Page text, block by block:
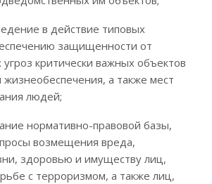
в действие типовых
защищенности от
угроз критически важных объектов
а также мест
людей;
нормативно-правовой базы,
возмещения вреда,
здоровью и имуществу лиц,
с терроризмом, а также лиц,